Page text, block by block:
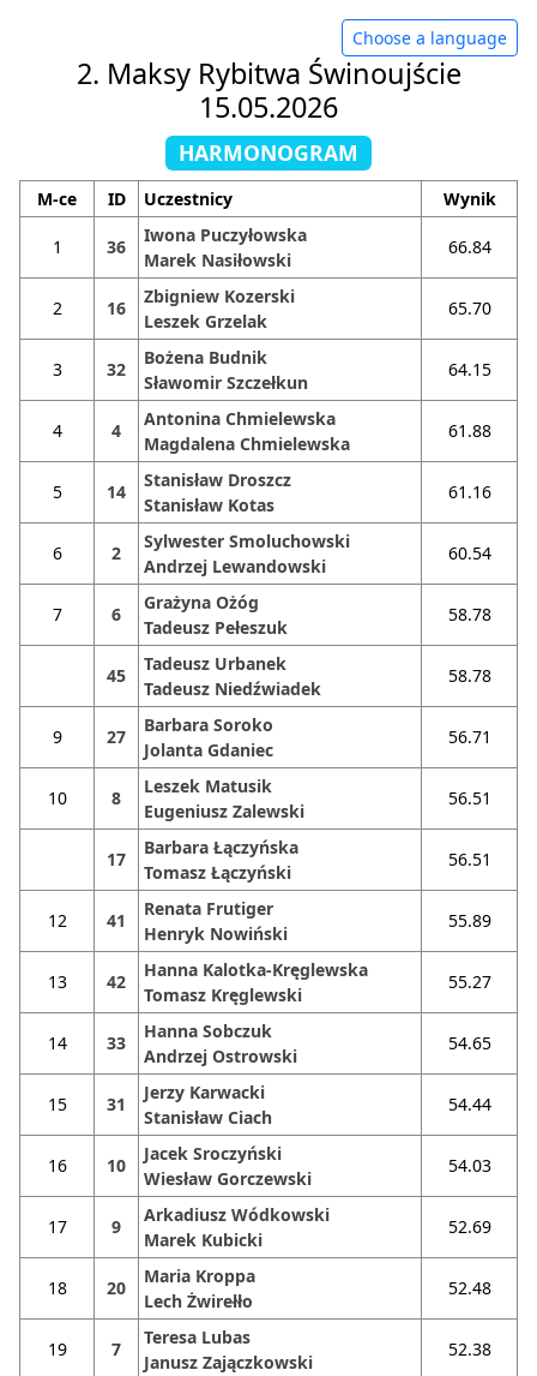
Choose a language
2. Maksy Rybitwa Świnoujście
15.05.2026
HARMONOGRAM
M-ce ID Uczestnicy Wynik
1 36
Iwona Puczyłowska
Marek Nasiłowski
66.84
2 16
Zbigniew Kozerski
Leszek Grzelak
65.70
3 32
Bożena Budnik
Sławomir Szczełkun
64.15
4 4
Antonina Chmielewska
Magdalena Chmielewska
61.88
5 14
Stanisław Droszcz
Stanisław Kotas
61.16
6 2
Sylwester Smoluchowski
Andrzej Lewandowski
60.54
7 6
Grażyna Ożóg
Tadeusz Pełeszuk
58.78
45
Tadeusz Urbanek
Tadeusz Niedźwiadek
58.78
9 27
Barbara Soroko
Jolanta Gdaniec
56.71
10 8
Leszek Matusik
Eugeniusz Zalewski
56.51
17
Barbara Łączyńska
Tomasz Łączyński
56.51
12 41
Renata Frutiger
Henryk Nowiński
55.89
13 42
Hanna Kalotka-Kręglewska
Tomasz Kręglewski
55.27
14 33
Hanna Sobczuk
Andrzej Ostrowski
54.65
15 31
Jerzy Karwacki
Stanisław Ciach
54.44
16 10
Jacek Sroczyński
Wiesław Gorczewski
54.03
17 9
Arkadiusz Wódkowski
Marek Kubicki
52.69
18 20
Maria Kroppa
Lech Żwirełło
52.48
19 7
Teresa Lubas
Janusz Zajączkowski
52.38